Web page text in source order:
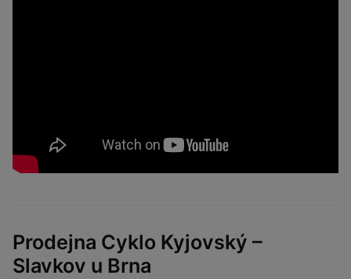
Prodejna Cyklo Kyjovský –
Slavkov u Brna